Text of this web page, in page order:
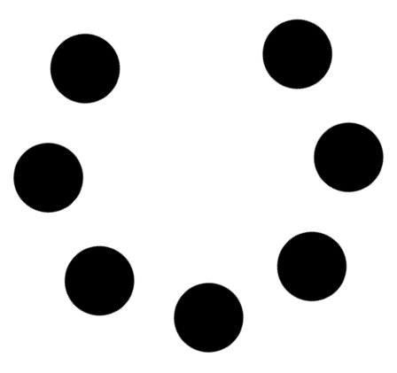
30/10/2023